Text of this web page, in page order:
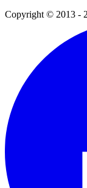
Copyright © 2013 -